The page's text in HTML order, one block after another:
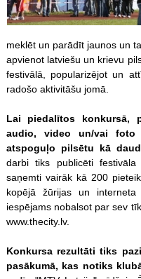
meklēt un parādīt jaunos un
apvienot latviešu un krievu
festivālā, popularizējot un
radošo aktivitāšu jomā.
Lai piedalītos konkursā,
audio, video un/vai foto
atspoguļo pilsētu kā
darbi tiks publicēti festivāla
saņemti vairāk kā 200
kopējā žūrijas un
iespējams nobalsot par sev
www.thecity.lv.
Konkursa rezultāti tiks
pasākumā, kas notiks